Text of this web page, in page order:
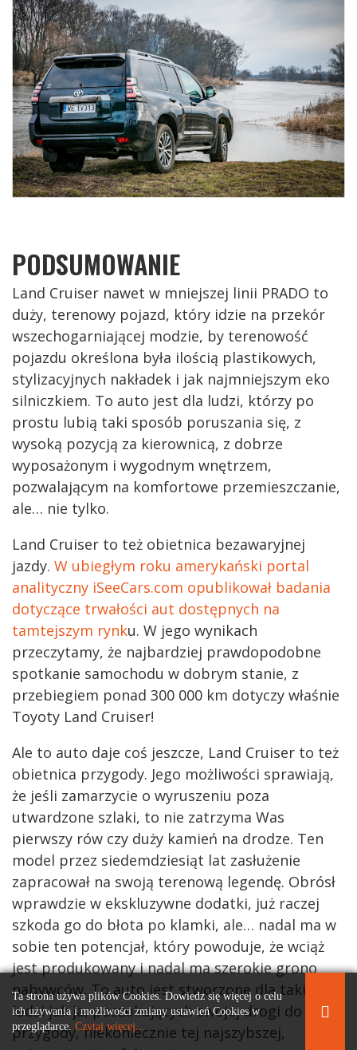
PODSUMOWANIE
Land Cruiser nawet w mniejszej linii PRADO to
duży, terenowy pojazd, który idzie na przekór
wszechogarniającej modzie, by terenowość
pojazdu określona była ilością plastikowych,
stylizacyjnych nakładek i jak najmniejszym eko
silniczkiem. To auto jest dla ludzi, którzy po
prostu lubią taki sposób poruszania się, z
wysoką pozycją za kierownicą, z dobrze
wyposażonym i wygodnym wnętrzem,
pozwalającym na komfortowe przemieszczanie,
ale… nie tylko.
Land Cruiser to też obietnica bezawaryjnej
jazdy. W ubiegłym roku amerykański portal
analityczny iSeeCars.com opublikował badania
dotyczące trwałości aut dostępnych na
tamtejszym rynku. W jego wynikach
przeczytamy, że najbardziej prawdopodobne
spotkanie samochodu w dobrym stanie, z
przebiegiem ponad 300 000 km dotyczy właśnie
Toyoty Land Cruiser!
Ale to auto daje coś jeszcze, Land Cruiser to też
obietnica przygody. Jego możliwości sprawiają,
że jeśli zamarzycie o wyruszeniu poza
utwardzone szlaki, to nie zatrzyma Was
pierwszy rów czy duży kamień na drodze. Ten
model przez siedemdziesiąt lat zasłużenie
zapracował na swoją terenową legendę. Obrósł
wprawdzie w ekskluzywne dodatki, już raczej
szkoda go do błota po klamki, ale… nadal ma w
sobie ten potencjał, który powoduje, że wciąż
jest produkowany i nadal ma szerokie grono
nabywców. To auto jest stworzone dla takich
ludzi jak ja, poszukujących swojej drogi do
przygody, niekoniecznie tej najszybszej,
Ta strona używa plików Cookies. Dowiedz się więcej o celu
ich używania i możliwości zmiany ustawień Cookies w
przeglądarce. Czytaj więcej...